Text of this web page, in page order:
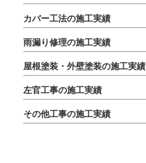
カバー工法の施工実績
雨漏り修理の施工実績
屋根塗装・外壁塗装の施工実績
左官工事の施工実績
その他工事の施工実績